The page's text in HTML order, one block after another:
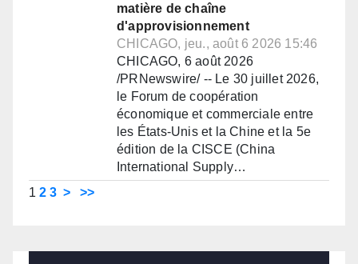
matière de chaîne
d'approvisionnement
CHICAGO, jeu., août 6 2026 15:46
CHICAGO, 6 août 2026
/PRNewswire/ -- Le 30 juillet 2026,
le Forum de coopération
économique et commerciale entre
les États-Unis et la Chine et la 5e
édition de la CISCE (China
International Supply…
1 2 3 > >>